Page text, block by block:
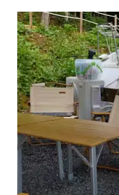
を散策しながら海風を
ラックスする...